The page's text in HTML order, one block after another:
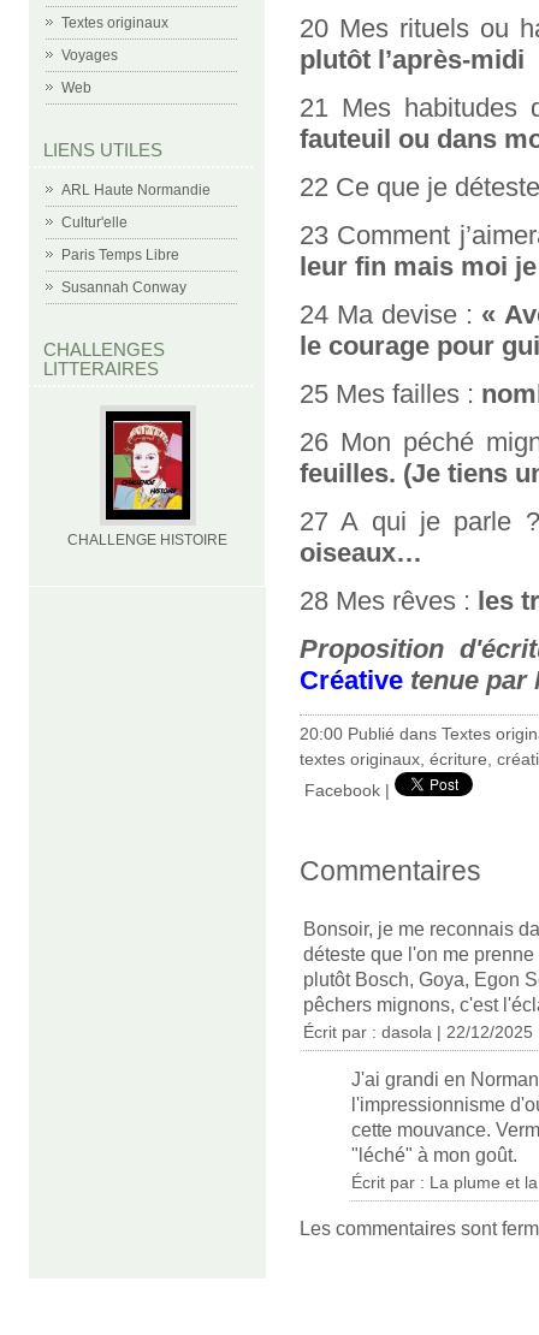
Textes originaux
Voyages
Web
LIENS UTILES
ARL Haute Normandie
Cultur'elle
Paris Temps Libre
Susannah Conway
CHALLENGES
LITTERAIRES
CHALLENGE HISTOIRE
20 Mes rituels ou
plutôt l’après-midi
21 Mes
fauteuil ou dans
22 Ce que je
23 Comment
leur fin mais moi
24 Ma devise : «
le courage pour
25 Mes failles :
26 Mon péché
feuilles. (Je tiens
27 A qui je parle
oiseaux…
28 Mes rêves : les
Proposition
Créative tenue par
20:00 Publié dans Textes
textes originaux écriture
Facebook |
Commentaires
Bonsoir, je me reconnais
déteste que l'on me
plutôt Bosch, Goya, Egon
pêchers mignons, c'est
Écrit par : dasola | 22/12/2025
J'ai grandi en
l'impressionnisme
cette mouvance.
"léché" à mon goût.
Écrit par : La plume et
Les commentaires sont